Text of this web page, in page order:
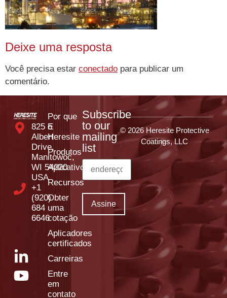
Deixe uma resposta
Você precisa estar conectado para publicar um
comentário.
825 E
Albert
Drive,
Manitowoc,
WI 54220
USA
+1
(920)
684
6646
Por que
o
Heresite
Produtos
Aplicativos
Recursos
Obter
uma
cotação
Aplicadores
certificados
Carreiras
Entre
em
contato
Subscribe
to our
mailing
list
© 2026 Heresite Protective
Coatings, LLC